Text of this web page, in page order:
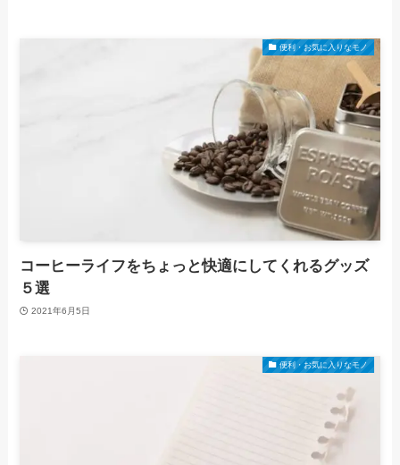
便利・お気に入りなモノ
コーヒーライフをちょっと快適にしてくれるグッズ
５選
2021年6月5日
便利・お気に入りなモノ